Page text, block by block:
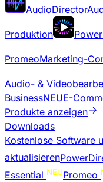
AudioDirector
Produktion
PromeoMarketing-
Audio- &
BusinessNEUE-
Produkte anzeigen
Downloads
Kostenlose Software
aktualisieren
Essential NEUPromeo